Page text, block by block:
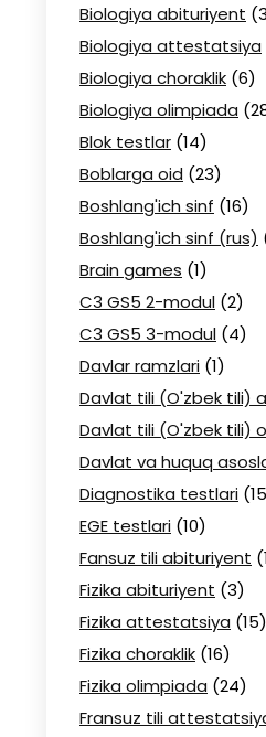
Biologiya abituriyent
Biologiya attestatsiya
Biologiya choraklik (6)
Biologiya olimpiada
Blok testlar (14)
Boblarga oid (23)
Boshlang'ich sinf (16)
Boshlang'ich sinf (rus)
Brain games (1)
C3 GS5 2-modul (2)
C3 GS5 3-modul (4)
Davlar ramzlari (1)
Davlat tili (O'zbek tili)
Davlat tili (O'zbek tili)
Davlat va huquq
Diagnostika testlari
EGE testlari (10)
Fansuz tili abituriyent
Fizika abituriyent (3)
Fizika attestatsiya (15)
Fizika choraklik (16)
Fizika olimpiada (24)
Fransuz tili